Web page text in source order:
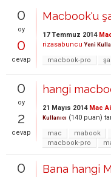
0
oy
0
cevap
Macbook'u
17 Temmuz 2014
rizasabuncu Yeni
macbook-pro
0
oy
2
cevap
hangi
21 Mayıs 2014 Mac
Kullanıcı (140 puan)
mac
mabook
macbook-pro
0
Bana hangi